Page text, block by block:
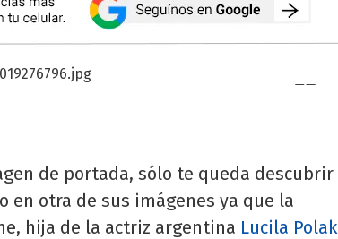
de portada, sólo te queda descubrir
en otra de sus imágenes ya que la
hija de la actriz argentina Lucila Polak